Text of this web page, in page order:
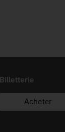
Billetterie
Acheter